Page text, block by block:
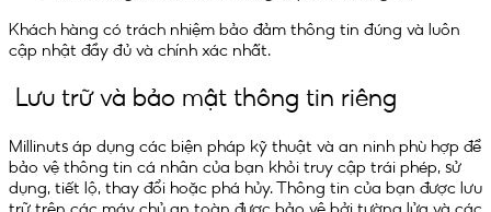
Khách hàng có trách nhiệm bảo đảm thông tin đúng và luôn
cập nhật đầy đủ và chính xác nhất.
Lưu trữ và bảo mật thông tin riêng
Millinuts áp dụng các biện pháp kỹ thuật và an ninh phù hợp để
bảo vệ thông tin cá nhân của bạn khỏi truy cập trái phép, sử
dụng, tiết lộ, thay đổi hoặc phá hủy. Thông tin của bạn được lưu
trữ trên các máy chủ an toàn được bảo vệ bởi tường lửa và các